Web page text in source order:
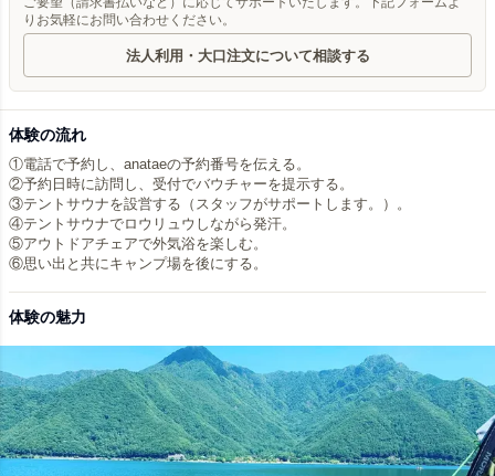
りお気軽にお問い合わせください。
法人利用・大口注文について相談する
体験の流れ
①電話で予約し、anataeの予約番号を伝える。
②予約日時に訪問し、受付でバウチャーを提示する。
③テントサウナを設営する（スタッフがサポートします。）。
④テントサウナでロウリュウしながら発汗。
⑤アウトドアチェアで外気浴を楽しむ。
体験の魅力